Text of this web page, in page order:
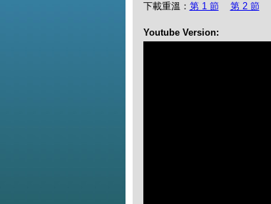
下載重溫： 第 1 節 第 2 節
Youtube Version: